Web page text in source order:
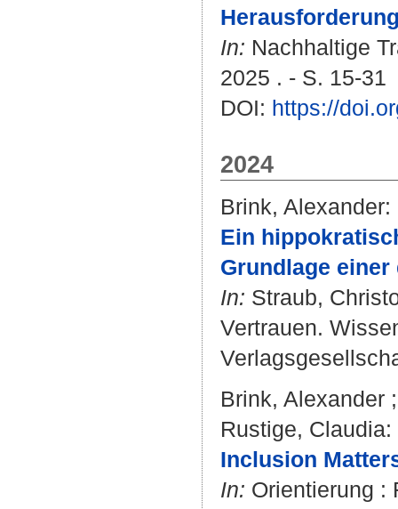
In: Nachhaltige
2025 . - S. 15-31
DOI: https://
2024
Brink, Alexander:
Ein
Grundlage
In: Straub,
Vertrauen.
Brink, Alexander
Rustige, Claudia:
Inclusion
In: Orientierung :